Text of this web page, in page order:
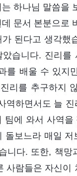
하나님 말씀을
문서 본분으로
된다고 생각했
습니다. 진리를
를 배울 수 있지
리를 추구하지
하면서도 늘 진
에 와서 사역을
보느라 매일
다. 또한, 책망
사람들은 자신이